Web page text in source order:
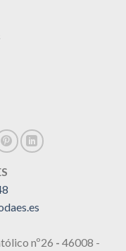
nº26 - 46008 -